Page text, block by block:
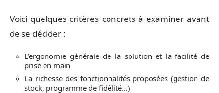
Voici quelques critères concrets à examiner avant
de se décider :
L’ergonomie générale de la solution et la facilité de
prise en main
La richesse des fonctionnalités proposées (gestion de
stock, programme de fidélité…)